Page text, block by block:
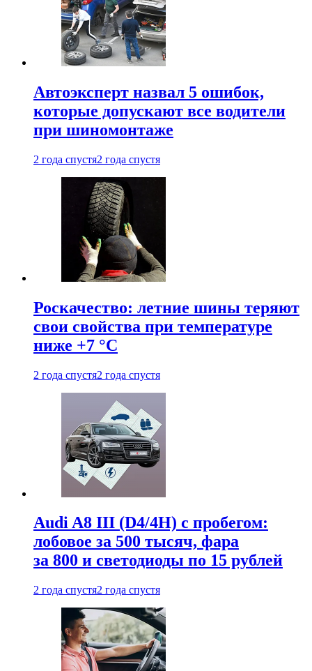
Автоэксперт назвал 5 ошибок,
которые допускают все водители
при шиномонтаже
2 года спустя2 года спустя
Роскачество: летние шины теряют
свои свойства при температуре
ниже +7 °C
2 года спустя2 года спустя
Audi A8 III (D4/4H) c пробегом:
лобовое за 500 тысяч, фара
за 800 и светодиоды по 15 рублей
2 года спустя2 года спустя